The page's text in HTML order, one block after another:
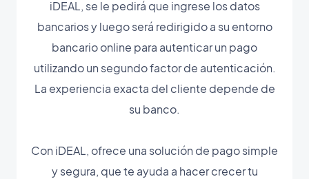
iDEAL, se le pedirá que ingrese los datos
bancarios y luego será redirigido a su entorno
bancario online para autenticar un pago
utilizando un segundo factor de autenticación.
La experiencia exacta del cliente depende de
su banco.
Con iDEAL, ofrece una solución de pago simple
y segura, que te ayuda a hacer crecer tu